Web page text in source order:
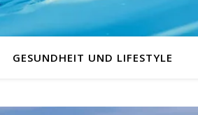
GESUNDHEIT UND LIFESTYLE